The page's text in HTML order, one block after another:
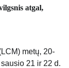
atgal,
metų, 20-
21 ir 22 d.